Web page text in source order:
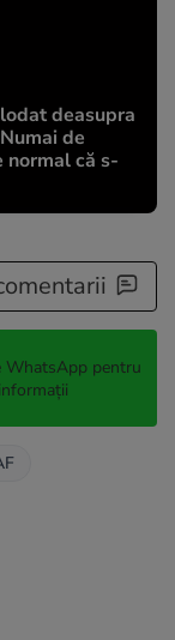
deasupra
de
normal că s-
WhatsApp pentru